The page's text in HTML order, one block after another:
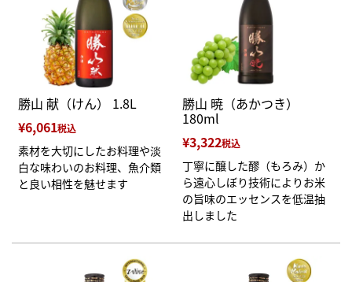
勝山 献（けん） 1.8L
¥6,061税込
素材を大切にしたお料理や淡
白な味わいのお料理、魚介類
と良い相性を魅せます
勝山 暁（あかつき）
180ml
¥3,322税込
丁寧に醸した醪（もろみ）か
ら遠心しぼり技術によりお米
の旨味のエッセンスを低温抽
出しました